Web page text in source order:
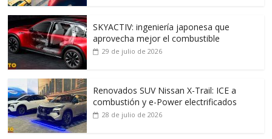
SKYACTIV: ingeniería japonesa que
aprovecha mejor el combustible
29 de julio de 2026
Renovados SUV Nissan X-Trail: ICE a
combustión y e-Power electrificados
28 de julio de 2026